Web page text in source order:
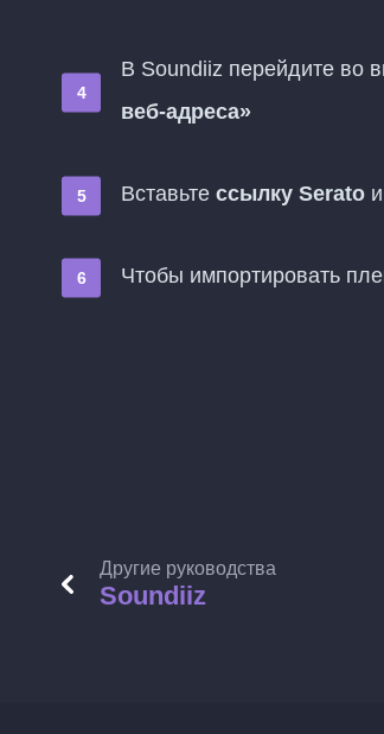
В Soundiiz перейдите во
веб-адреса»
Вставьте ссылку Serato
Чтобы импортировать
Другие руководства
Soundiiz